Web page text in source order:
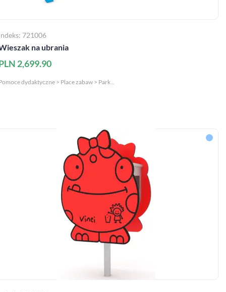
721006
na ubrania
2,699.90
dydaktyczne > Place zabaw > Park ..